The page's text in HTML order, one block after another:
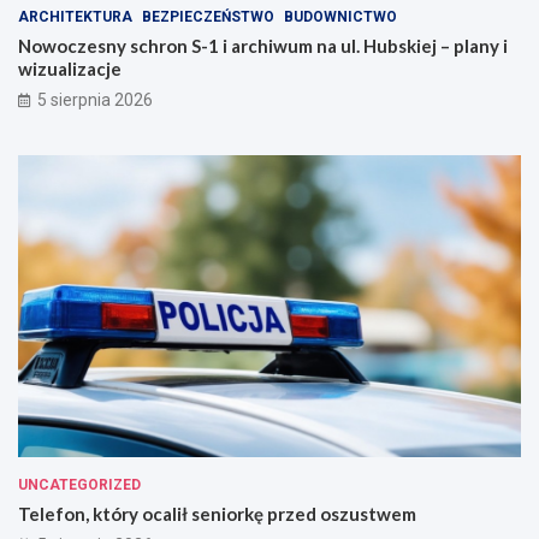
s
t
o
!
e
z
d
r
i
ARCHITEKTURA BEZPIECZEŃSTWO BUDOWNICTWO
Nowoczesny schron S-1 i archiwum na ul. Hubskiej – plany i
wizualizacje
5 sierpnia 2026
UNCATEGORIZED
Telefon, który ocalił seniorkę przed oszustwem